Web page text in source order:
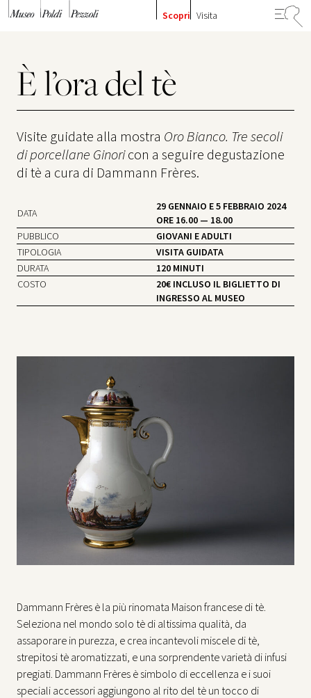
Vai al contenuto
Scopri Visita
È l’ora del tè
Visite guidate alla mostra Oro Bianco. Tre secoli
di porcellane Ginoricon a seguire degustazione
di tè a cura di Dammann Frères.
DATA
29 GENNAIO E 5 FEBBRAIO 2024
ORE 16.00 — 18.00
PUBBLICO
GIOVANI E ADULTI
TIPOLOGIA
VISITA GUIDATA
DURATA
120 MINUTI
COSTO
20€ INCLUSO IL BIGLIETTO DI
INGRESSO AL MUSEO
Dammann Frères è la più rinomata Maison francese di tè.
Seleziona nel mondo solo tè di altissima qualità, da
assaporare in purezza, e crea incantevoli miscele di tè,
strepitosi tè aromatizzati, e una sorprendente varietà di infusi
pregiati. Dammann Frères è simbolo di eccellenza e i suoi
speciali accessori aggiungono al rito del tè un tocco di